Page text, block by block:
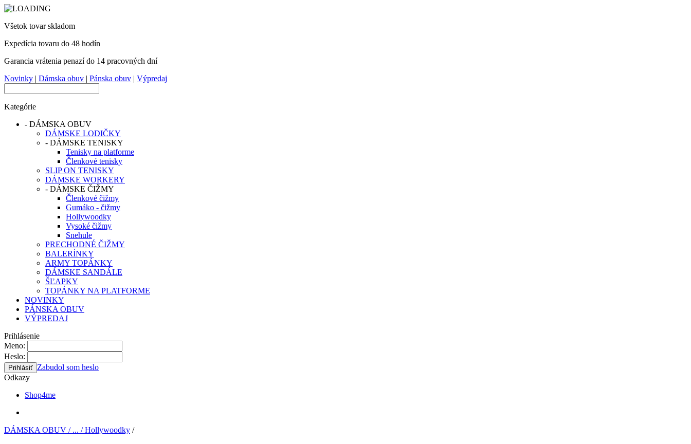
Všetok tovar skladom
Expedícia tovaru do 48 hodín
Garancia vrátenia penazí do 14 pracovných dní
Novinky | Dámska obuv | Pánska obuv | Výpredaj
Kategórie
- DÁMSKA OBUV
DÁMSKE LODIČKY
- DÁMSKE TENISKY
Tenisky na platforme
Členkové tenisky
SLIP ON TENISKY
DÁMSKE WORKERY
- DÁMSKE ČIŽMY
Členkové čižmy
Gumáko - čižmy
Hollywoodky
Vysoké čižmy
Snehule
PRECHODNÉ ČIŽMY
BALERÍNKY
ARMY TOPÁNKY
DÁMSKE SANDÁLE
ŠĽAPKY
TOPÁNKY NA PLATFORME
NOVINKY
PÁNSKA OBUV
VÝPREDAJ
Prihlásenie
Meno:
Heslo:
Zabudol som heslo
Odkazy
Shop4me
DÁMSKA OBUV / ... / Hollywoodky /